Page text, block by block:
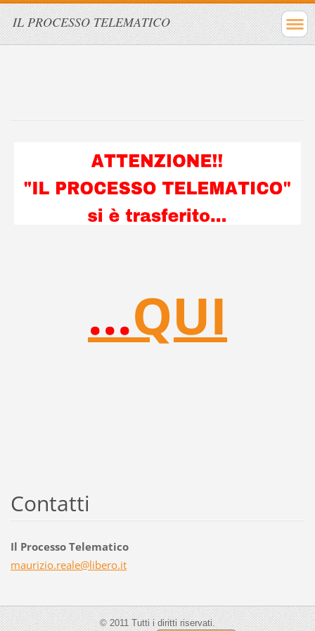
IL PROCESSO TELEMATICO
...QUI
Contatti
Il Processo Telematico
maurizio.reale@libero.it
© 2011 Tutti i diritti riservati.